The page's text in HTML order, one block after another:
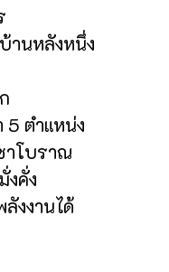
านหลังหนึ่ง
ตำแหน่ง
าโบราณ
งคั่ง
งงานได้